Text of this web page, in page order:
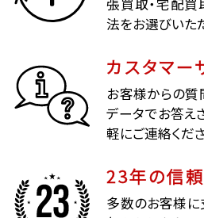
張買取・宅配買
法をお選びいた
カスタマー
お客様からの質
データでお答え
軽にご連絡くだ
23年の信
多数のお客様に